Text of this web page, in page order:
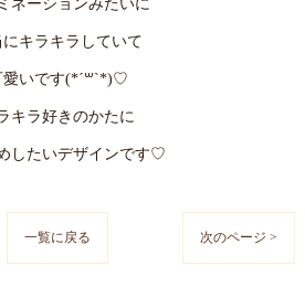
ネーションみたいに
にキラキラしていて
愛いです(*´꒳`*)♡
キラ好きのかたに
したいデザインです♡
一覧に戻る 次のページ >